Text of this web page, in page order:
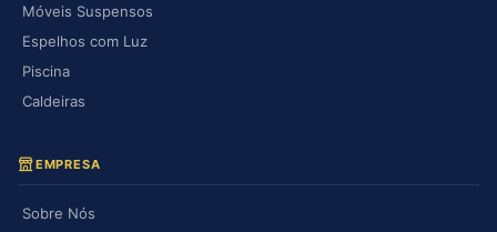
Móveis Suspensos
Espelhos com Luz
Piscina
Caldeiras
EMPRESA
Sobre Nós